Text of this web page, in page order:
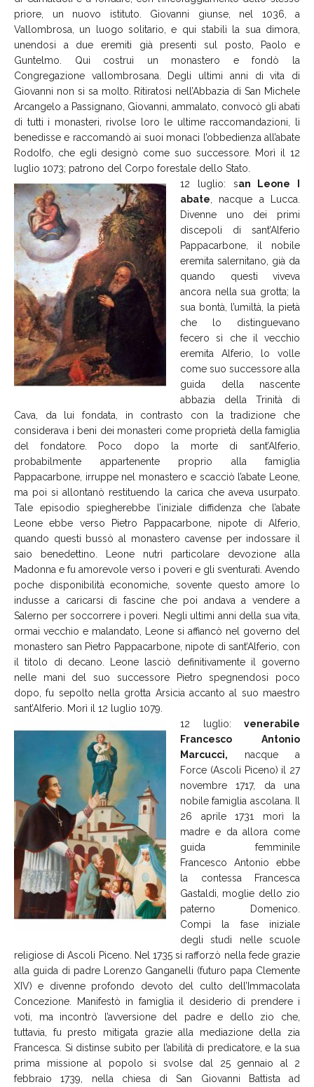
priore, un nuovo istituto. Giovanni giunse, nel 1036, a
Vallombrosa, un luogo solitario, e qui stabilì la sua dimora,
unendosi a due eremiti già presenti sul posto, Paolo e
Guntelmo. Qui costruì un monastero e fondò la
Congregazione vallombrosana. Degli ultimi anni di vita di
Giovanni non si sa molto. Ritiratosi nell’Abbazia di San Michele
Arcangelo a Passignano, Giovanni, ammalato, convocò gli abati
di tutti i monasteri, rivolse loro le ultime raccomandazioni, li
benedisse e raccomandò ai suoi monaci l’obbedienza all’abate
Rodolfo, che egli designò come suo successore. Morì il 12
luglio 1073; patrono del Corpo forestale dello Stato.
12 luglio: san Leone I
abate , nacque a Lucca.
Divenne uno dei primi
discepoli di sant’Alferio
Pappacarbone, il nobile
eremita salernitano, già da
quando questi viveva
ancora nella sua grotta; la
sua bontà, l’umiltà, la pietà
che lo distinguevano
fecero sì che il vecchio
eremita Alferio, lo volle
come suo successore alla
guida della nascente
abbazia della Trinità di
Cava, da lui fondata, in contrasto con la tradizione che
considerava i beni dei monasteri come proprietà della famiglia
del fondatore. Poco dopo la morte di sant’Alferio,
probabilmente appartenente proprio alla famiglia
Pappacarbone, irruppe nel monastero e scacciò l’abate Leone,
ma poi si allontanò restituendo la carica che aveva usurpato.
Tale episodio spiegherebbe l’iniziale diffidenza che l’abate
Leone ebbe verso Pietro Pappacarbone, nipote di Alferio,
quando questi bussò al monastero cavense per indossare il
saio benedettino. Leone nutrì particolare devozione alla
Madonna e fu amorevole verso i poveri e gli sventurati. Avendo
poche disponibilità economiche, sovente questo amore lo
indusse a caricarsi di fascine che poi andava a vendere a
Salerno per soccorrere i poveri. Negli ultimi anni della sua vita,
ormai vecchio e malandato, Leone si affiancò nel governo del
monastero san Pietro Pappacarbone, nipote di sant’Alferio, con
il titolo di decano. Leone lasciò definitivamente il governo
nelle mani del suo successore Pietro spegnendosi poco
dopo, fu sepolto nella grotta Arsicia accanto al suo maestro
sant’Alferio. Morì il 12 luglio 1079.
12 luglio: venerabile
Francesco Antonio
Marcucci, nacque a
Force (Ascoli Piceno) il 27
novembre 1717, da una
nobile famiglia ascolana. Il
26 aprile 1731 morì la
madre e da allora come
guida femminile
Francesco Antonio ebbe
la contessa Francesca
Gastaldi, moglie dello zio
paterno Domenico.
Compì la fase iniziale
degli studi nelle scuole
religiose di Ascoli Piceno. Nel 1735 si rafforzò nella fede grazie
alla guida di padre Lorenzo Ganganelli (futuro papa Clemente
XIV) e divenne profondo devoto del culto dell’Immacolata
Concezione. Manifestò in famiglia il desiderio di prendere i
voti, ma incontrò l’avversione del padre e dello zio che,
tuttavia, fu presto mitigata grazie alla mediazione della zia
Francesca. Si distinse subito per l’abilità di predicatore, e la sua
prima missione al popolo si svolse dal 25 gennaio al 2
febbraio 1739, nella chiesa di San Giovanni Battista ad